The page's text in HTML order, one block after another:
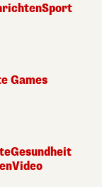
Sport
Games
Gesundheit
Video